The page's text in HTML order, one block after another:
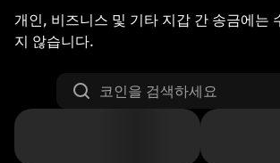
개인, 비즈니스 및 기타 지갑 간 송금에는
지 않습니다.